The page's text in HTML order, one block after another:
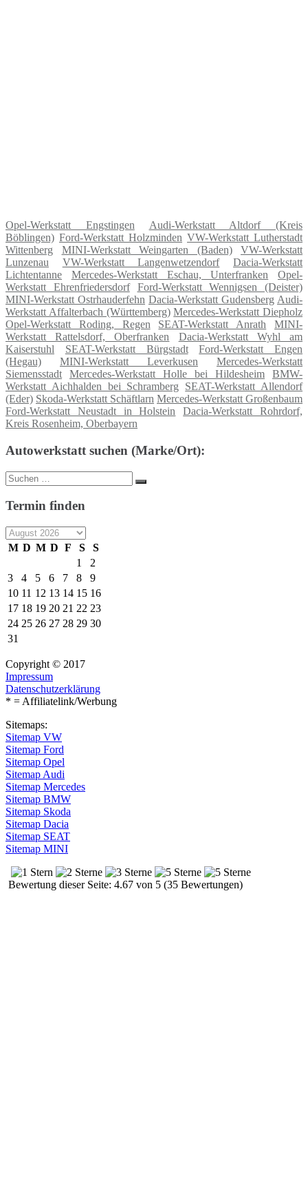
Opel-Werkstatt Engstingen
Audi-Werkstatt Altdorf (Kreis
Böblingen) Ford-Werkstatt Holzminden VW-Werkstatt Lutherstadt
Wittenberg
MINI-Werkstatt Weingarten (Baden)
VW-Werkstatt
Lunzenau
VW-Werkstatt Langenwetzendorf
Dacia-Werkstatt
Lichtentanne
Mercedes-Werkstatt Eschau, Unterfranken
Opel-
Werkstatt Ehrenfriedersdorf
Ford-Werkstatt Wennigsen (Deister)
MINI-Werkstatt Ostrhauderfehn Dacia-Werkstatt Gudensberg Audi-
Werkstatt Affalterbach (Württemberg) Mercedes-Werkstatt Diepholz
Opel-Werkstatt Roding, Regen
SEAT-Werkstatt Anrath
MINI-
Werkstatt Rattelsdorf, Oberfranken
Dacia-Werkstatt Wyhl am
Kaiserstuhl
SEAT-Werkstatt Bürgstadt
Ford-Werkstatt Engen
(Hegau)
MINI-Werkstatt Leverkusen
Mercedes-Werkstatt
Siemensstadt
Mercedes-Werkstatt Holle bei Hildesheim
BMW-
Werkstatt Aichhalden bei Schramberg
SEAT-Werkstatt Allendorf
(Eder) Skoda-Werkstatt Schäftlarn Mercedes-Werkstatt Großenbaum
Ford-Werkstatt Neustadt in Holstein
Dacia-Werkstatt Rohrdorf,
Kreis Rosenheim, Oberbayern
Autowerkstatt suchen (Marke/Ort):
Suche
nach:
Suchen
Termin finden
M D M D F S
S
1
2
3
4 5 6 7 8
9
10 11 12 13 14 15 16
17 18 19 20 21 22 23
24 25 26 27 28 29 30
31
Copyright © 2017
Impressum
Datenschutzerklärung
* = Affiliatelink/Werbung
Sitemaps:
Sitemap VW
Sitemap Ford
Sitemap Opel
Sitemap Audi
Sitemap Mercedes
Sitemap BMW
Sitemap Skoda
Sitemap Dacia
Sitemap SEAT
Sitemap MINI
Bewertung dieser Seite: 4.67 von 5 (35 Bewertungen)